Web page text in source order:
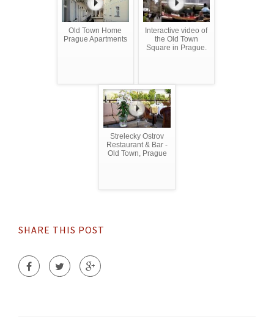
Old Town Home
Prague Apartments
Interactive video of
the Old Town
Square in Prague.
Strelecky Ostrov
Restaurant & Bar -
Old Town, Prague
SHARE THIS POST